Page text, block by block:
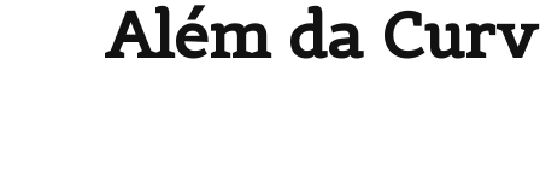
Além da